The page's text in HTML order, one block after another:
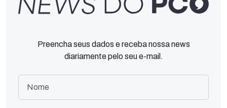
Preencha seus dados e receba nossa news
diariamente pelo seu e-mail.